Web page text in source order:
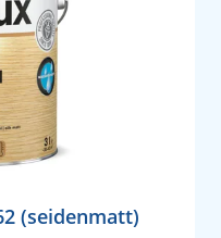
(seidenmatt)